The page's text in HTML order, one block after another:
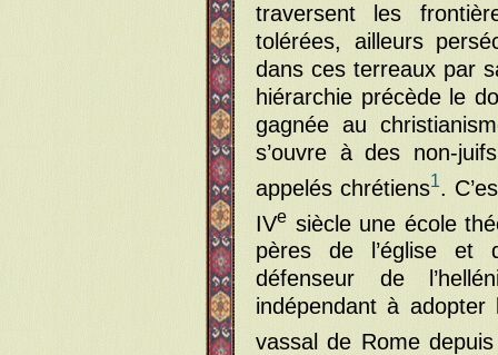
traversent les
tolérées, ailleurs
dans ces terreaux par
hiérarchie précède le
gagnée au
s’ouvre à des non-
appelés chrétiens1.
IVe siècle une école
pères de l’église et
défenseur de
indépendant à adopter
vassal de Rome